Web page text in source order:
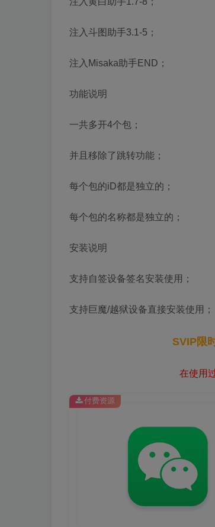
注入斗图助手3.1-5；
注入Misaka助手END；
功能说明
一共多开4个包；
并且移除了跳转功能；
每个包的iD都是独立的；
每个包的名称都是独立的；
安装说明
支持自签设备签名安装使用；
支持巨魔/越狱设备直接安装使用；
SVIP限
在使用
付费资源